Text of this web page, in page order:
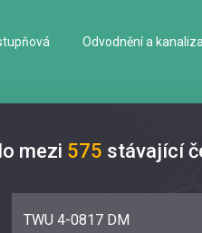
Odvodnění a
mezi 575 stávající
TWU 4-0817 DM